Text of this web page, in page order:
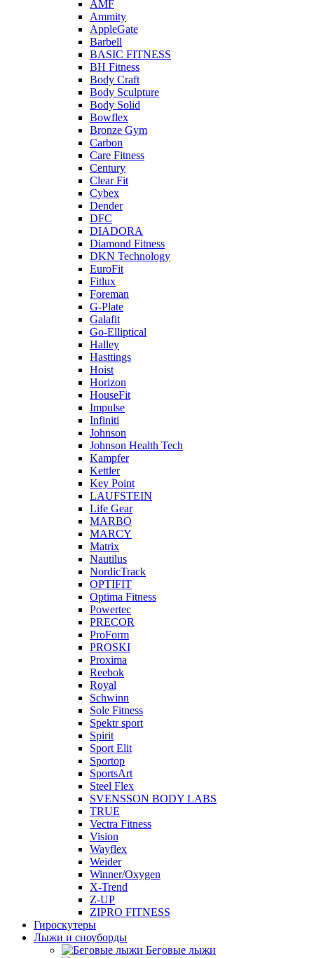
AMF
Ammity
AppleGate
Barbell
BASIC FITNESS
BH Fitness
Body Craft
Body Sculpture
Body Solid
Bowflex
Bronze Gym
Carbon
Care Fitness
Century
Clear Fit
Cybex
Dender
DFC
DIADORA
Diamond Fitness
DKN Technology
EuroFit
Fitlux
Foreman
G-Plate
Galafit
Go-Elliptical
Halley
Hasttings
Hoist
Horizon
HouseFit
Impulse
Infiniti
Johnson
Johnson Health Tech
Kampfer
Kettler
Key Point
LAUFSTEIN
Life Gear
MARBO
MARCY
Matrix
Nautilus
NordicTrack
OPTIFIT
Optima Fitness
Powertec
PRECOR
ProForm
PROSKI
Proxima
Reebok
Royal
Schwinn
Sole Fitness
Spektr sport
Spirit
Sport Elit
Sportop
SportsArt
Steel Flex
SVENSSON BODY LABS
TRUE
Vectra Fitness
Vision
Wayflex
Weider
Winner/Oxygen
X-Trend
Z-UP
ZIPRO FITNESS
Гироскутеры
Лыжи и сноуборды
Беговые лыжи